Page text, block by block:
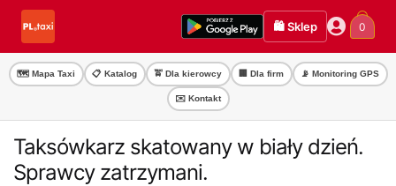
Przejdź
nawigacji
Przejdź
treści
🛍️ Sklep 0
🗺️ Mapa Taxi 📋 Katalog 🚖 Dla kierowcy 🏢 Dla firm 📡 Monitoring GPS
✉️ Kontakt
Taksówkarz skatowany w biały dzień.
Sprawcy zatrzymani.